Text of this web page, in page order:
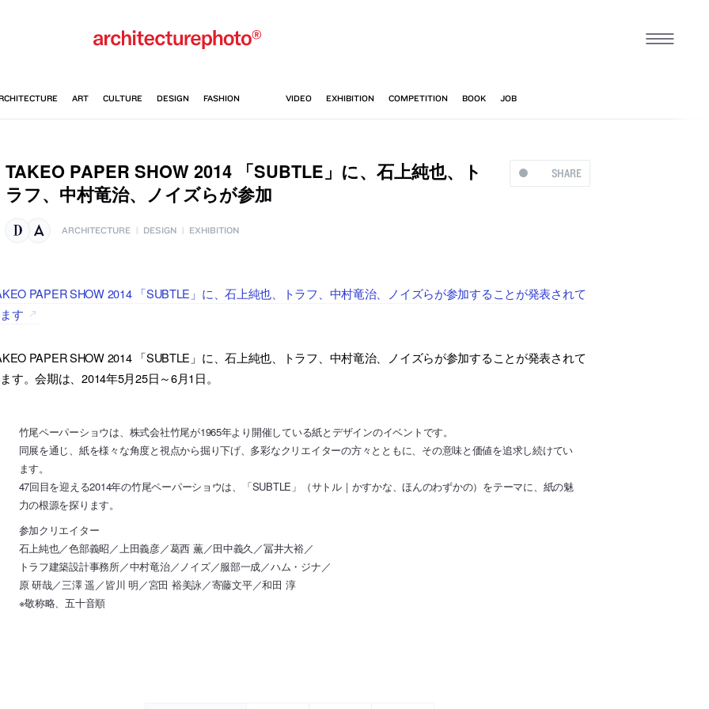
SHARE
TAKEO PAPER SHOW 2014 「SUBTLE」に、石上純也、ト
ラフ、中村竜治、ノイズらが参加
ARCHITECTURE DESIGN EXHIBITION
PAPER SHOW 2014 「SUBTLE」に、石上純也、トラフ、中村竜治、ノイズらが参加することが発表されて
す
PAPER SHOW 2014 「SUBTLE」に、石上純也、トラフ、中村竜治、ノイズらが参加することが発表されて
す。会期は、2014年5月25日～6月1日。
竹尾ペーパーショウは、株式会社竹尾が1965年より開催している紙とデザインのイベントです。
同展を通じ、紙を様々な角度と視点から掘り下げ、多彩なクリエイターの方々とともに、その意味と価値を追求し続けてい
ます。
47回目を迎える2014年の竹尾ペーパーショウは、「SUBTLE」（サトル｜かすかな、ほんのわずかの）をテーマに、紙の魅
力の根源を探ります。
参加クリエイター
石上純也／色部義昭／上田義彦／葛西 薫／田中義久／冨井大裕／
トラフ建築設計事務所／中村竜治／ノイズ／服部一成／ハム・ジナ／
原 研哉／三澤 遥／皆川 明／宮田 裕美詠／寄藤文平／和田 淳
※敬称略、五十音順